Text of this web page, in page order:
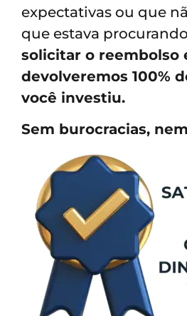
expectativas ou que
que estava
solicitar o reembolso
devolveremos 100%
você investiu.
Sem burocracias,